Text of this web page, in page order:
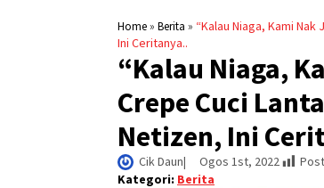
Home» Berita » “Kalau Niaga, Kami
Ini Ceritanya..
“Kalau Niaga,
Crepe Cuci
Netizen, Ini
Cik Daun| Ogos 1st, 2022
Kategori: Berita